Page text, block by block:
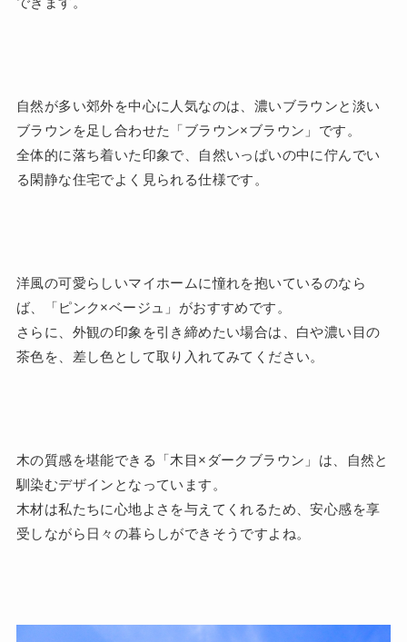
自然が多い郊外を中心に人気なのは、濃いブラウンと淡い
ブラウンを足し合わせた「ブラウン×ブラウン」です。
全体的に落ち着いた印象で、自然いっぱいの中に佇んでい
る閑静な住宅でよく見られる仕様です。
洋風の可愛らしいマイホームに憧れを抱いているのなら
ば、「ピンク×ベージュ」がおすすめです。
さらに、外観の印象を引き締めたい場合は、白や濃い目の
茶色を、差し色として取り入れてみてください。
木の質感を堪能できる「木目×ダークブラウン」は、自然と
馴染むデザインとなっています。
木材は私たちに心地よさを与えてくれるため、安心感を享
受しながら日々の暮らしができそうですよね。